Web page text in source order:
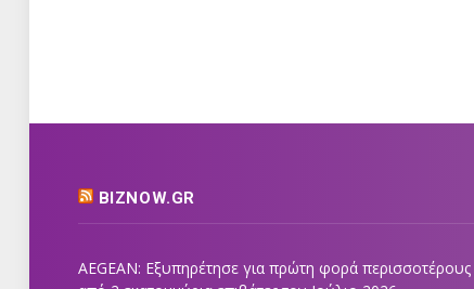
BIZNOW.GR
AEGEAN: Εξυπηρέτησε για πρώτη φορά περισσοτέρους